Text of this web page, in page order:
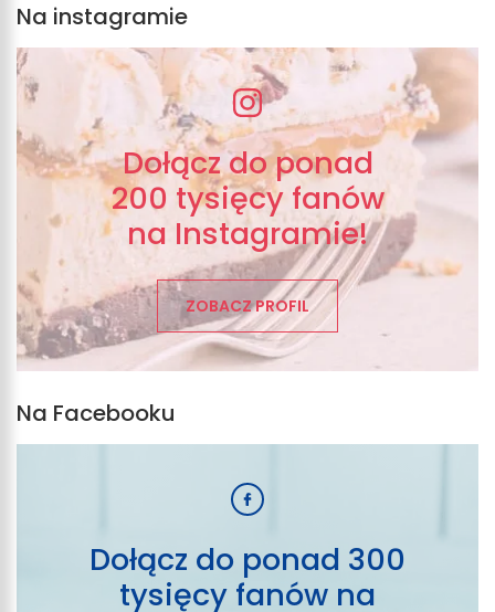
Na instagramie
Dołącz do ponad
200 tysięcy fanów
na Instagramie!
ZOBACZ PROFIL
Na Facebooku
Dołącz do ponad 300
tysięcy fanów na